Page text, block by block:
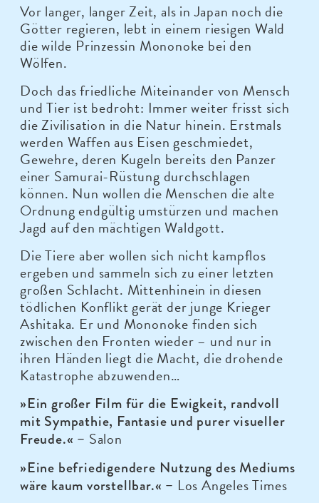
Vor langer, langer Zeit, als in Japan noch die
Götter regieren, lebt in einem riesigen Wald
die wilde Prinzessin Mononoke bei den
Wölfen.
Doch das friedliche Miteinander von Mensch
und Tier ist bedroht: Immer weiter frisst sich
die Zivilisation in die Natur hinein. Erstmals
werden Waffen aus Eisen geschmiedet,
Gewehre, deren Kugeln bereits den Panzer
einer Samurai-Rüstung durchschlagen
können. Nun wollen die Menschen die alte
Ordnung endgültig umstürzen und machen
Jagd auf den mächtigen Waldgott.
Die Tiere aber wollen sich nicht kampflos
ergeben und sammeln sich zu einer letzten
großen Schlacht. Mittenhinein in diesen
tödlichen Konflikt gerät der junge Krieger
Ashitaka. Er und Mononoke finden sich
zwischen den Fronten wieder – und nur in
ihren Händen liegt die Macht, die drohende
Katastrophe abzuwenden…
»Ein großer Film für die Ewigkeit, randvoll
mit Sympathie, Fantasie und purer visueller
Freude.« – Salon
»Eine befriedigendere Nutzung des Mediums
wäre kaum vorstellbar.« – Los Angeles Times